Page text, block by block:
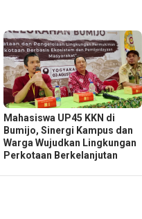
Mahasiswa UP45 KKN di
Bumijo, Sinergi Kampus dan
Warga Wujudkan Lingkungan
Perkotaan Berkelanjutan